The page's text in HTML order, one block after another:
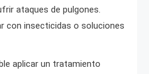
ataques de pulgones.
con insecticidas o soluciones
aplicar un tratamiento